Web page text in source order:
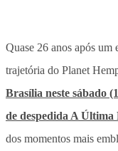
Quase 26 anos após um
trajetória do Planet
Brasília neste sábado
de despedida A Última
dos momentos mais